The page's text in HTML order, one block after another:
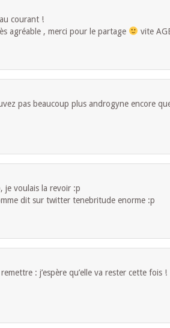
courant !
agréable , merci pour le partage
vite
pas beaucoup plus androgyne encore
je voulais la revoir :p
dit sur twitter tenebritude enorme :p
: j’espère qu’elle va rester cette fois !